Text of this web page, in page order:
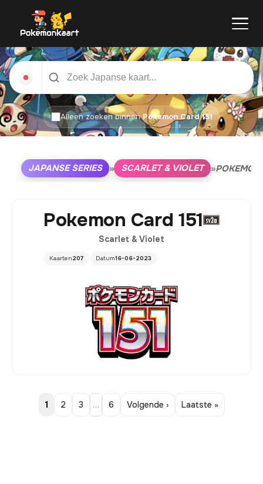
Alleen zoeken binnenPokemon Card 151
JAPANSE SERIES » SCARLET & VIOLET »POKEMON
Pokemon Card 151
Scarlet & Violet
Kaarten207 Datum16-06-2023
1 2 3 … 6 Volgende › Laatste »